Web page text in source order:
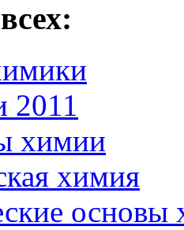
2011
химии
химия
основы